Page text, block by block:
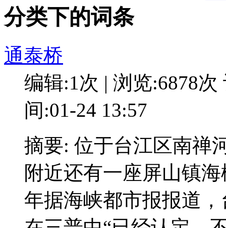
分类下的词条
通泰桥
编辑:1次 | 浏览:6878次
间:01-24 13:57
摘要: 位于台江区南禅
附近还有一座屏山镇
年据海峡都市报报道